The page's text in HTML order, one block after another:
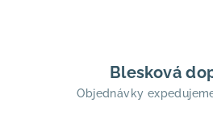
k
y
Blesková
Objednávky